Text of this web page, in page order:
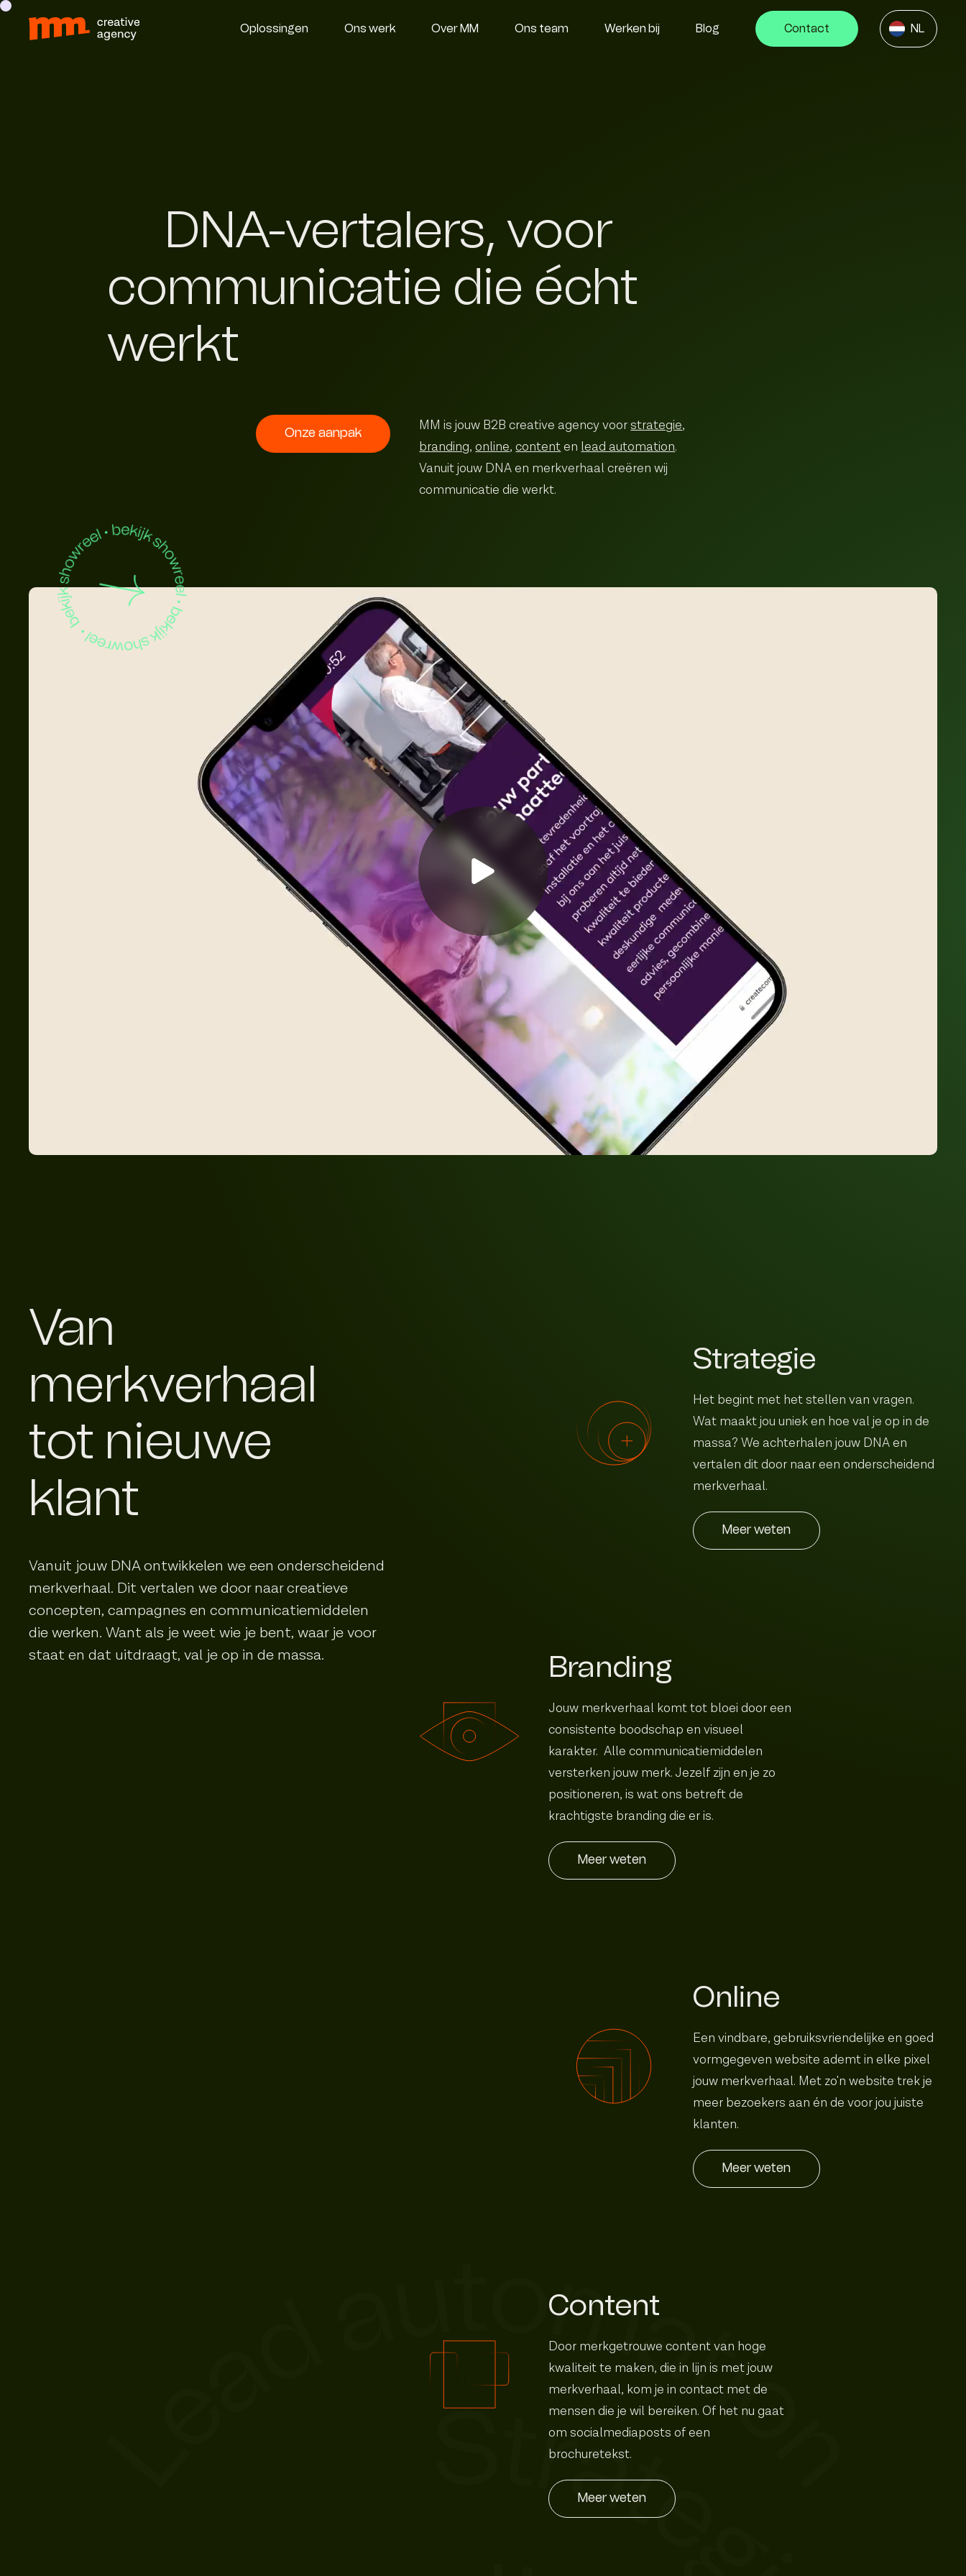
Oplossingen Ons werk Over MM Ons team Werken bij Blog Contact NL
DNA-vertalers, voor
communicatie die écht
werkt
Onze aanpak MM is jouw B2B creative agency voor strategie,
branding,online,contenten lead automation.
Vanuit jouw DNA en merkverhaal creëren wij
communicatie die werkt.
Van
merkverhaal
tot nieuwe
klant
Vanuit jouw DNA ontwikkelen we een onderscheidend
merkverhaal. Dit vertalen we door naar creatieve
concepten, campagnes en communicatiemiddelen
die werken. Want als je weet wie je bent, waar je voor
staat en dat uitdraagt, val je op in de massa.
Strategie
Het begint met het stellen van vragen.
Wat maakt jou uniek en hoe val je op in de
massa? We achterhalen jouw DNA en
vertalen dit door naar een onderscheidend
merkverhaal.
Meer weten
Branding
Jouw merkverhaal komt tot bloei door een
consistente boodschap en visueel
karakter. Alle communicatie­middelen
versterken jouw merk. Jezelf zijn en je zo
positioneren, is wat ons betreft de
krachtigste branding die er is.
Meer weten
Online
Een vindbare, gebruiks­vriendelijke en goed
vormgegeven website ademt in elke pixel
jouw merkverhaal. Met zo'n website trek je
meer bezoekers aan én de voor jou juiste
klanten.
Meer weten
Content
Door merkgetrouwe content van hoge
kwaliteit te maken, die in lijn is met jouw
merkverhaal, kom je in contact met de
mensen die je wil bereiken. Of het nu gaat
om socialmediaposts of een
brochuretekst.
Meer weten